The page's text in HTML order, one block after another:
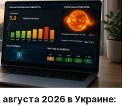
2026 в Украине: